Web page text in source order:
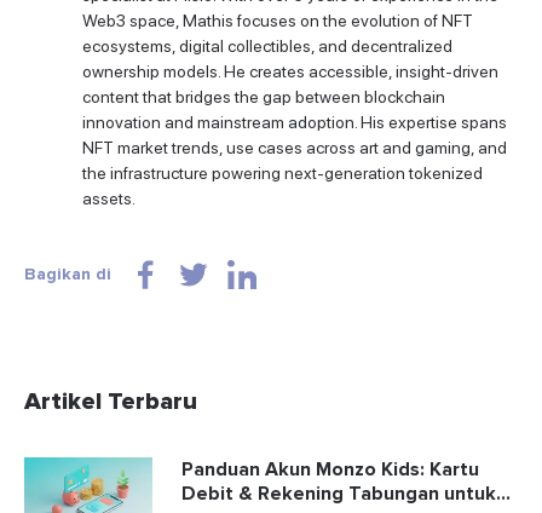
Web3 space, Mathis focuses on the evolution of NFT
ecosystems, digital collectibles, and decentralized
ownership models. He creates accessible, insight-driven
content that bridges the gap between blockchain
innovation and mainstream adoption. His expertise spans
NFT market trends, use cases across art and gaming, and
the infrastructure powering next-generation tokenized
assets.
Bagikan di
Artikel Terbaru
Panduan Akun Monzo Kids: Kartu
Debit & Rekening Tabungan untuk...